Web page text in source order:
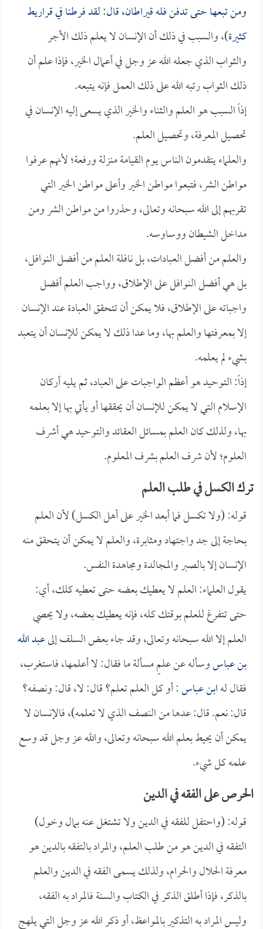
ومن تبعها حتى تدفن فله قيراطان، قال: لقد فرطنا في قراريط
كثيرة)، والسبب في ذلك أن الإنسان لا يعلم ذلك الأجر
والثواب الذي جعله الله عز وجل في أعمال الخير، فإذا علم أن
ذلك الثواب رتبه الله على ذلك العمل فإنه يتبعه.
إذاً السبب هو العلم والثناء والخير الذي يسعى إليه الإنسان في
تحصيل المعرفة، وتحصيل العلم.
والعلماء يتقدمون الناس يوم القيامة منزلة ورفعة؛ لأنهم عرفوا
مواطن الشر، فتبعوا مواطن الخير وأعلى مواطن الخير التي
تقربهم إلى الله سبحانه وتعالى، وحذروا من مواطن الشر ومن
مداخل الشيطان ووساوسه.
والعلم من أفضل العبادات، بل نافلة العلم من أفضل النوافل،
بل هي أفضل النوافل على الإطلاق، وواجب العلم أفضل
واجباته على الإطلاق، فلا يمكن أن تتحقق العبادة عند الإنسان
إلا بمعرفتها والعلم بها، وما عدا ذلك لا يمكن للإنسان أن يتعبد
بشيء لم يعلمه.
إذاً: التوحيد هو أعظم الواجبات على العباد، ثم يليه أركان
الإسلام التي لا يمكن للإنسان أن يحققها أو يأتي بها إلا بعلمه
بها، ولذلك كان العلم بمسائل العقائد والتوحيد هي أشرف
العلوم؛ لأن شرف العلم بشرف المعلوم.
ترك الكسل في طلب العلم
قوله: (ولا تكسل فما أبعد الخير على أهل الكسل) لأن العلم
بحاجة إلى جد واجتهاد ومثابرة، والعلم لا يمكن أن يتحقق منه
الإنسان إلا بالصبر والمجالدة ومجاهدة النفس.
يقول العلماء: العلم لا يعطيك بعضه حتى تعطيه كلك، أي:
حتى تتفرغ للعلم بوقتك كله، فإنه يعطيك بعضه، ولا يحصي
العلم إلا الله سبحانه وتعالى، وقد جاء بعض السلف إلىعبد الله
بن عباسوسأله عن علمٍ مسألة ما فقال: لا أعلمها، فاستغرب،
فقال لهابن عباس: أو كل العلم تعلم؟ قال: لا، قال: ونصفه؟
قال: نعم. قال: عدها من النصف الذي لا تعلمه)، فالإنسان لا
يمكن أن يحيط بعلم الله سبحانه وتعالى، والله عز وجل قد وسع
علمه كل شيء.
الحرص على الفقه في الدين
قوله: (واحتفل للفقه في الدين ولا تشتغل عنه بمال وخول)
التفقه في الدين هو من طلب العلم، والمراد بالتفقه بالدين هو
معرفة الحلال والحرام، ولذلك يسمى الفقه في الدين والعلم
بالذكر، فإذا أطلق الذكر في الكتاب والسنة فالمراد به الفقه،
وليس المراد به التذكير بالمواعظ، أو ذكر الله عز وجل التي يلهج